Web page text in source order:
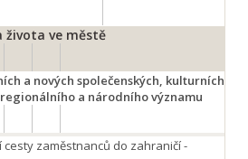
života ve městě
a nových společenských, kulturních
a národního významu
cesty zaměstnanců do zahraničí -